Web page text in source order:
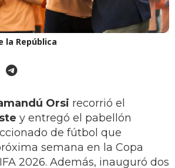
la República
Orsi recorrió el
y entregó el pabellón
de fútbol que
semana en la Copa
2026. Además, inauguró dos